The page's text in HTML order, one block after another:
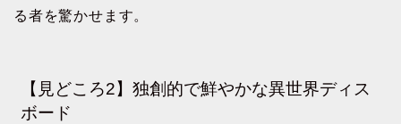
る者を驚かせます。
【見どころ2】独創的で鮮やかな異世界ディス
ボード